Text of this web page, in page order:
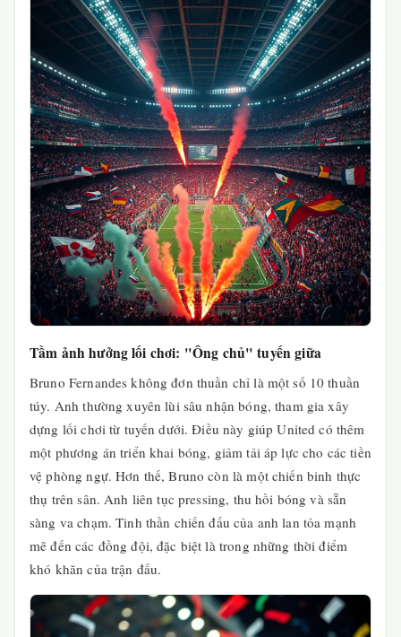
Tầm ảnh hưởng lối chơi: "Ông chủ" tuyến giữa
Bruno Fernandes không đơn thuần chỉ là một số 10 thuần
túy. Anh thường xuyên lùi sâu nhận bóng, tham gia xây
dựng lối chơi từ tuyến dưới. Điều này giúp United có thêm
một phương án triển khai bóng, giảm tải áp lực cho các tiền
vệ phòng ngự. Hơn thế, Bruno còn là một chiến binh thực
thụ trên sân. Anh liên tục pressing, thu hồi bóng và sẵn
sàng va chạm. Tinh thần chiến đấu của anh lan tỏa mạnh
mẽ đến các đồng đội, đặc biệt là trong những thời điểm
khó khăn của trận đấu.